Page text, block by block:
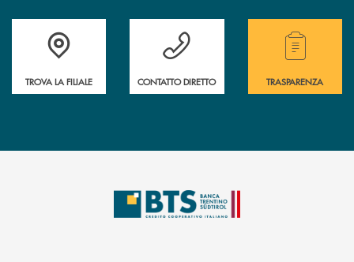
Accedi all' elenco completo delle filiali.
TROVA LA FILIALE
Hai bisogno di assistenza immediata?
CONTATTO DIRETTO
Hai bisogno di
TRASPARENZA